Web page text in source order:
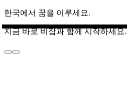
한국에서 꿈을 이루세요.
지금 바로 비잡과 함께 시작하세요.